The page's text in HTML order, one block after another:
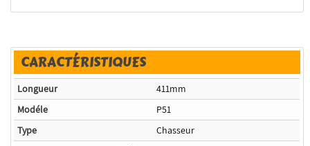
CARACTÉRISTIQUES
Longueur
411mm
Modéle
P51
Type
Chasseur